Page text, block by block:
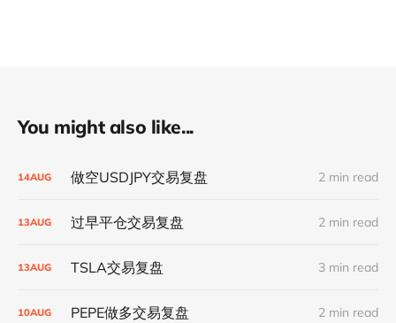
You might also like...
14AUG 做空USDJPY交易复盘 2 min read
13AUG 过早平仓交易复盘 2 min read
13AUG TSLA交易复盘 3 min read
10AUG PEPE做多交易复盘 2 min read